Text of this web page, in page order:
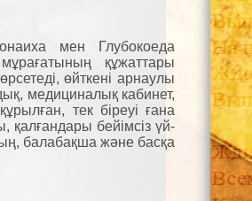
мен Глубокоеда
құжаттары
өйткені арнаулы
медициналық кабинет,
тек біреуі ғана
қалғандары бейімсіз үй-
балабақша және басқа